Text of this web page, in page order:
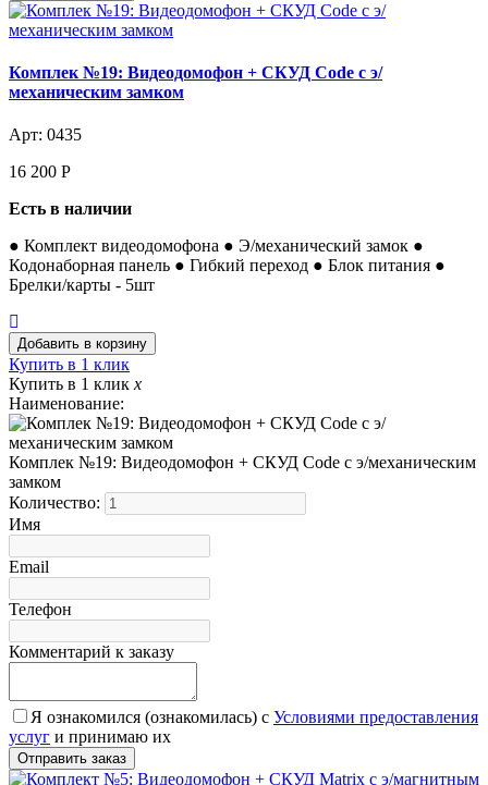
Комплек №19: Видеодомофон + СКУД Code с э/
механическим замком
Арт: 0435
16 200 Р
Есть в наличии
● Комплект видеодомофона ● Э/механический замок ●
Кодонаборная панель ● Гибкий переход ● Блок питания ●
Брелки/карты - 5шт
Купить в 1 клик
Купить в 1 клик x
Наименование:
Комплек №19: Видеодомофон + СКУД Code с э/механическим
замком
Количество:
Имя
Email
Телефон
Комментарий к заказу
Я ознакомился (ознакомилась) с Условиями предоставления
услуг и принимаю их